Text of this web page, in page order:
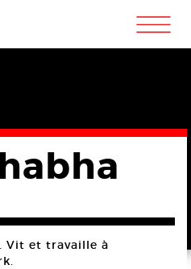
m
Vit et travaille à